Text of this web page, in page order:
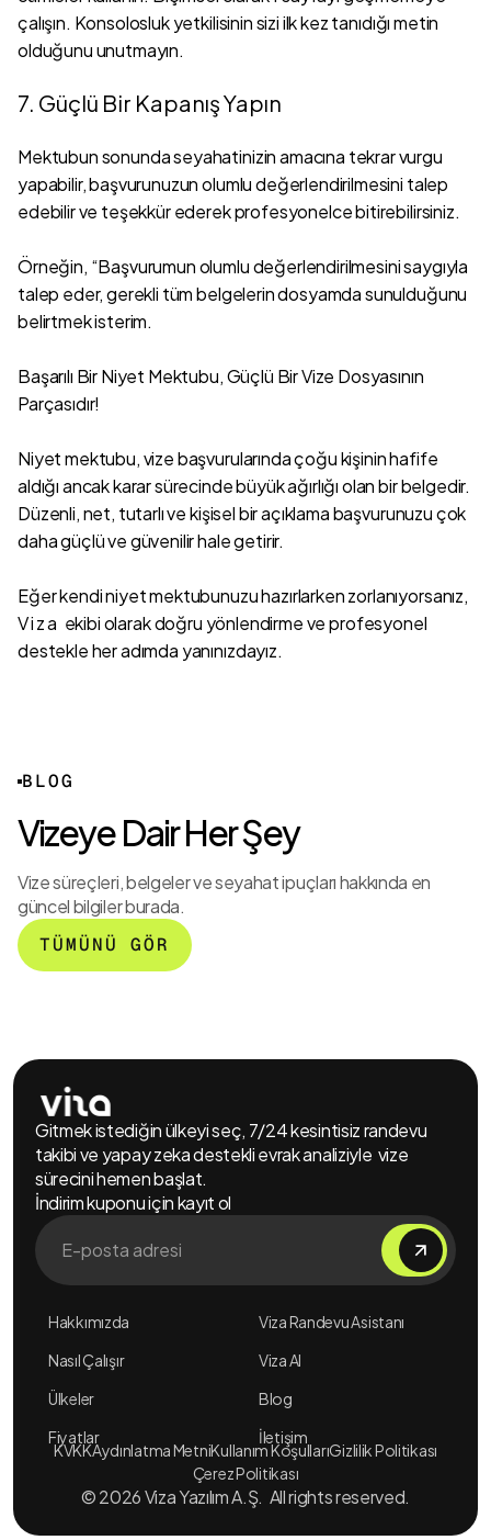
çalışın. Konsolosluk yetkilisinin sizi ilk kez tanıdığı metin
olduğunu unutmayın.
7. Güçlü Bir Kapanış Yapın
Mektubun sonunda seyahatinizin amacına tekrar vurgu
yapabilir, başvurunuzun olumlu değerlendirilmesini talep
edebilir ve teşekkür ederek profesyonelce bitirebilirsiniz.
Örneğin, “Başvurumun olumlu değerlendirilmesini saygıyla
talep eder, gerekli tüm belgelerin dosyamda sunulduğunu
belirtmek isterim.
Başarılı Bir Niyet Mektubu, Güçlü Bir Vize Dosyasının
Parçasıdır!
Niyet mektubu, vize başvurularında çoğu kişinin hafife
aldığı ancak karar sürecinde büyük ağırlığı olan bir belgedir.
Düzenli, net, tutarlı ve kişisel bir açıklama başvurunuzu çok
daha güçlü ve güvenilir hale getirir.
Eğer kendi niyet mektubunuzu hazırlarken zorlanıyorsanız,
Viza ekibi olarak doğru yönlendirme ve profesyonel
destekle her adımda yanınızdayız.
BLOG
Vizeye Dair Her Şey
Vize süreçleri, belgeler ve seyahat ipuçları hakkında en
güncel bilgiler burada.
TÜMÜNÜ GÖR
Kupası
Vizesi:
FIFA
PASS
Nedir?
Nasıl
Kullanılır?
ABD
Büyükelçiliği’nden
Sosyal Medya
Şartı!
Avrupa
Birliğinden
Sevindirici
Vize
Kararı!
Gitmek istediğin ülkeyi seç, 7/24 kesintisiz randevu
takibi ve yapay zeka destekli evrak analiziyle vize
sürecini hemen başlat.
İndirim kuponu için kayıt ol
Hakkımızda
Nasıl Çalışır
Ülkeler
Fiyatlar
Viza Randevu Asistanı
Viza AI
Blog
İletişim
KVKKAydınlatma MetniKullanım KoşullarıGizlilik Politikası
Çerez Politikası
© 2026 Viza Yazılım A.Ş. All rights reserved.